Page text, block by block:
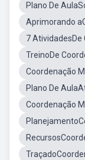
Plano De
Aprimorando
7 AtividadesDe
TreinoDe
Coordenação
Plano De
Coordenação